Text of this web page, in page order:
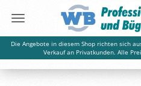
Die Angebote in diesem Shop richten sich
Verkauf an Privatkunden. Alle